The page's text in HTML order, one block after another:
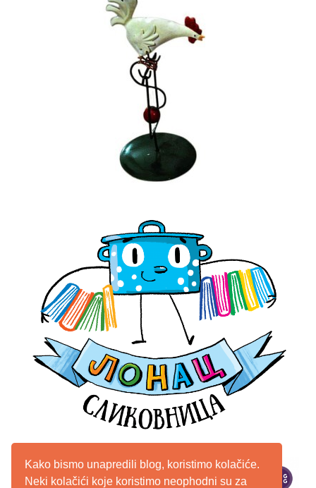
Kako bismo unapredili blog, koristimo kolačiće.
Neki kolačići koje koristimo neophodni su za